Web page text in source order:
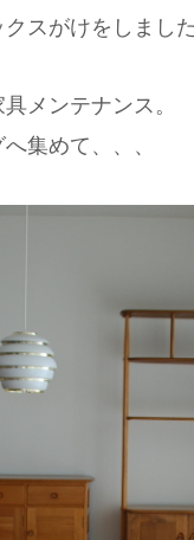
スがけをしまし
メンテナンス。
集めて、、、